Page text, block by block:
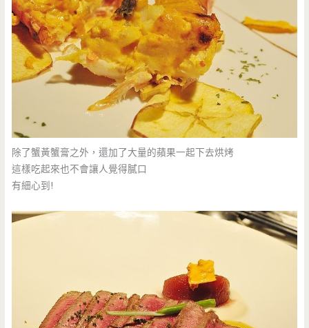
除了蟹黃蟹膏之外，還加了大量的蘋果一起下去烘烤
這樣吃起來也不會讓人覺得膩口
有細心到!